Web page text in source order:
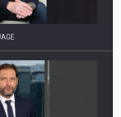
of Protein Demand